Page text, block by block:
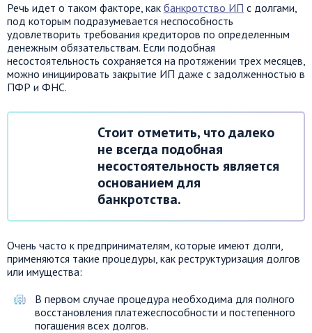
Речь идет о таком факторе, как банкротство ИП с долгами,
под которым подразумевается неспособность
удовлетворить требования кредиторов по определенным
денежным обязательствам. Если подобная
несостоятельность сохраняется на протяжении трех месяцев,
можно инициировать закрытие ИП даже с задолженностью в
ПФР и ФНС.
Стоит отметить, что далеко
не всегда подобная
несостоятельность является
основанием для
банкротства.
Очень часто к предпринимателям, которые имеют долги,
применяются такие процедуры, как реструктуризация долгов
или имущества:
В первом случае процедура необходима для полного
восстановления платежеспособности и постепенного
погашения всех долгов.